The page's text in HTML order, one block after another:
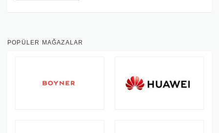
POPÜLER MAĞAZALAR